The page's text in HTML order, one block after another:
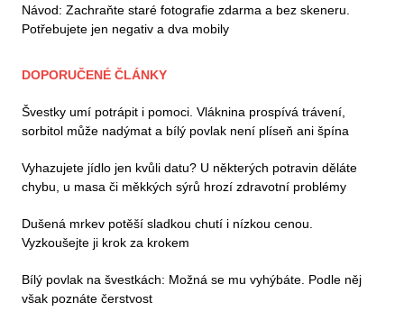
Návod: Zachraňte staré fotografie zdarma a bez skeneru.
Potřebujete jen negativ a dva mobily
DOPORUČENÉ ČLÁNKY
Švestky umí potrápit i pomoci. Vláknina prospívá trávení,
sorbitol může nadýmat a bílý povlak není plíseň ani špína
Vyhazujete jídlo jen kvůli datu? U některých potravin děláte
chybu, u masa či měkkých sýrů hrozí zdravotní problémy
Dušená mrkev potěší sladkou chutí i nízkou cenou.
Vyzkoušejte ji krok za krokem
Bílý povlak na švestkách: Možná se mu vyhýbáte. Podle něj
však poznáte čerstvost